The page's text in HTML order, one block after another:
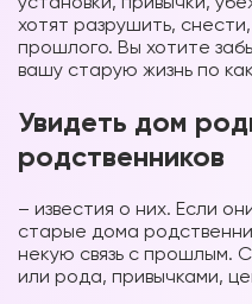
хотят разрушить,
прошлого. Вы хотите
вашу старую жизнь по
Увидеть дом
родственников
– известия о них. Если
старые дома
некую связь с прошлым.
или рода, привычками,